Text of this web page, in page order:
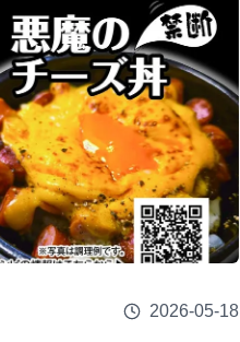
2026-05-18